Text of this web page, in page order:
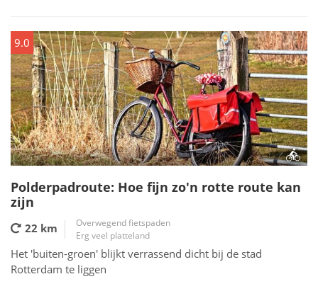
9.0
Polderpadroute: Hoe fijn zo'n rotte route kan
zijn
22 km
Overwegend fietspaden
Erg veel platteland
Het 'buiten-groen' blijkt verrassend dicht bij de stad
Rotterdam te liggen